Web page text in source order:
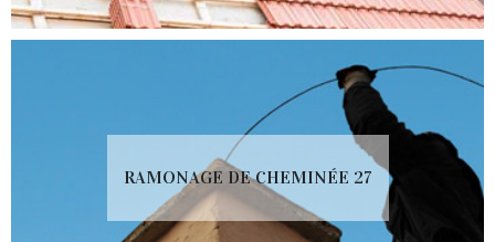
RAMONAGE DE CHEMINÉE 27